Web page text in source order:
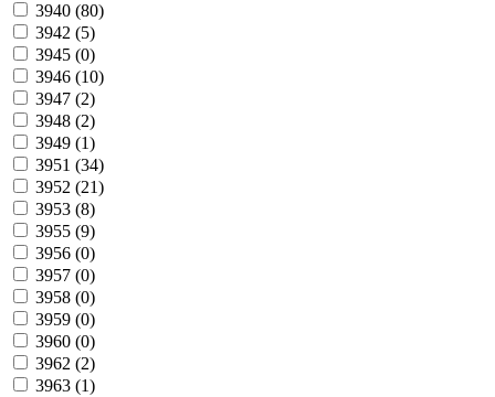
3940 (80)
3942 (5)
3945 (0)
3946 (10)
3947 (2)
3948 (2)
3949 (1)
3951 (34)
3952 (21)
3953 (8)
3955 (9)
3956 (0)
3957 (0)
3958 (0)
3959 (0)
3960 (0)
3962 (2)
3963 (1)